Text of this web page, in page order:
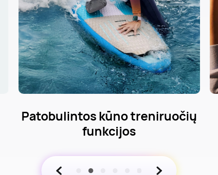
Patobulintos kūno treniruočių
funkcijos